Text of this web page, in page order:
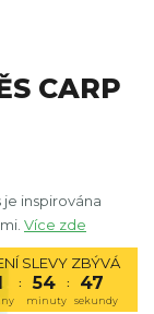
CARP
je inspirována
Více zde
SLEVY ZBÝVÁ
: 54 : 46
minuty sekundy